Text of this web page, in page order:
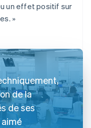
un effet positif sur
»
de la
de ses